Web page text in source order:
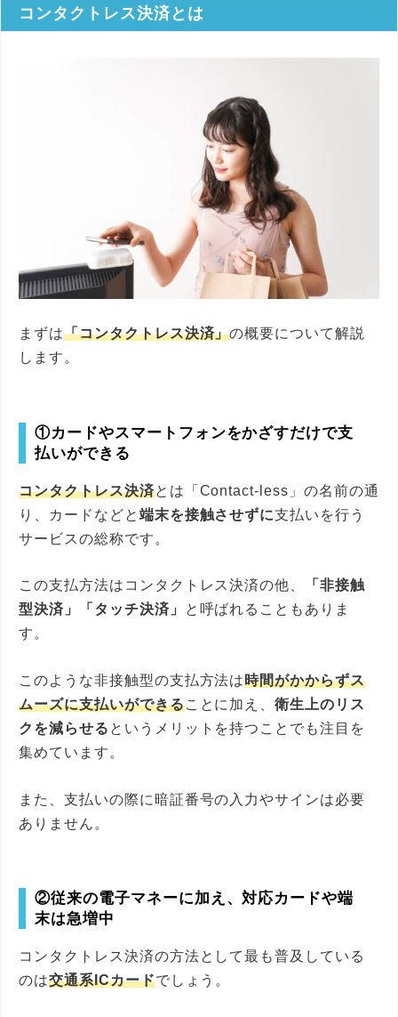
コンタクトレス決済とは
まずは「コンタクトレス決済」の概要について解説
します。
①カードやスマートフォンをかざすだけで支
払いができる
コンタクトレス決済とは「Contact-less」の名前の通
り、カードなどと 端末を接触させずに支払いを行う
サービスの総称です。
この支払方法はコンタクトレス決済の他、
「非接触
型決済」「タッチ決済」
と呼ばれることもありま
す。
このような非接触型の支払方法は時間がかからずス
ムーズに支払いができることに加え、衛生上のリス
クを減らせる というメリットを持つことでも注目を
集めています。
また、支払いの際に暗証番号の入力やサインは必要
ありません。
②従来の電子マネーに加え、対応カードや端
末は急増中
コンタクトレス決済の方法として最も普及している
のは交通系ICカードでしょう。